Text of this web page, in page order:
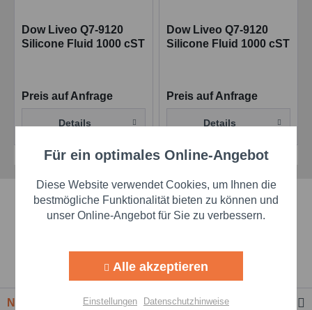
Dow Liveo Q7-9120
Silicone Fluid 1000 cST
Preis auf Anfrage
Details
Dow Liveo Q7-9120
Silicone Fluid 1000 cST
Preis auf Anfrage
Details
Schnelle Lieferzeiten
Premium-Händler
Newsletter
Funktionale Aktiv
Marketing Aktiv
Personalisierung Aktiv
Für ein optimales Online-Angebot
Diese Website verwendet Cookies, um Ihnen die
bestmögliche Funktionalität bieten zu können und
unser Online-Angebot für Sie zu verbessern.
Alle akzeptieren
Einstellungen Datenschutzhinweise